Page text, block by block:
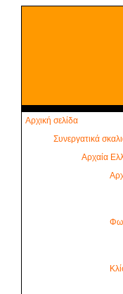
Αρχική σελίδα
Συνεργατικά
Αρχαία